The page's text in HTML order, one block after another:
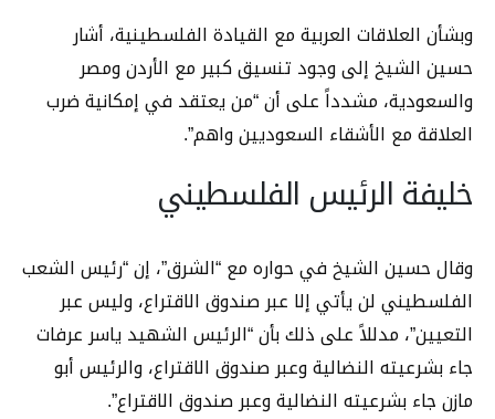
وبشأن العلاقات العربية مع القيادة الفلسطينية، أشار
حسين الشيخ إلى وجود تنسيق كبير مع الأردن ومصر
والسعودية، مشدداً على أن “من يعتقد في إمكانية ضرب
العلاقة مع الأشقاء السعوديين واهم”.
خليفة الرئيس الفلسطيني
وقال حسين الشيخ في حواره مع “الشرق”، إن “رئيس الشعب
الفلسطيني لن يأتي إلا عبر صندوق الاقتراع، وليس عبر
التعيين”، مدللاً على ذلك بأن “الرئيس الشهيد ياسر عرفات
جاء بشرعيته النضالية وعبر صندوق الاقتراع، والرئيس أبو
مازن جاء بشرعيته النضالية وعبر صندوق الاقتراع”.